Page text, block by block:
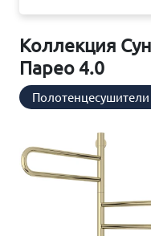
Коллекция
Парео 4.0
Полотенцесушители